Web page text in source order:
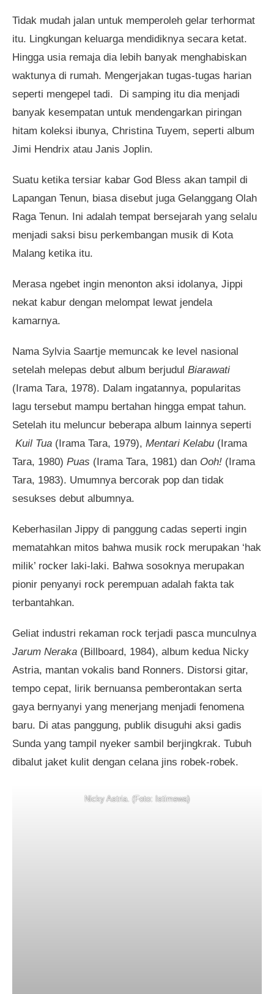
Tidak mudah jalan untuk memperoleh gelar terhormat
itu. Lingkungan keluarga mendidiknya secara ketat.
Hingga usia remaja dia lebih banyak menghabiskan
waktunya di rumah. Mengerjakan tugas-tugas harian
seperti mengepel tadi. Di samping itu dia menjadi
banyak kesempatan untuk mendengarkan piringan
hitam koleksi ibunya, Christina Tuyem, seperti album
Jimi Hendrix atau Janis Joplin.
Suatu ketika tersiar kabar God Bless akan tampil di
Lapangan Tenun, biasa disebut juga Gelanggang Olah
Raga Tenun. Ini adalah tempat bersejarah yang selalu
menjadi saksi bisu perkembangan musik di Kota
Malang ketika itu.
Merasa ngebet ingin menonton aksi idolanya, Jippi
nekat kabur dengan melompat lewat jendela
kamarnya.
Nama Sylvia Saartje memuncak ke level nasional
setelah melepas debut album berjudul Biarawati
(Irama Tara, 1978). Dalam ingatannya, popularitas
lagu tersebut mampu bertahan hingga empat tahun.
Setelah itu meluncur beberapa album lainnya seperti
Kuil Tua (Irama Tara, 1979), Mentari Kelabu (Irama
Tara, 1980) Puas (Irama Tara, 1981) dan Ooh! (Irama
Tara, 1983). Umumnya bercorak pop dan tidak
sesukses debut albumnya.
Keberhasilan Jippy di panggung cadas seperti ingin
mematahkan mitos bahwa musik rock merupakan ‘hak
milik’ rocker laki-laki. Bahwa sosoknya merupakan
pionir penyanyi rock perempuan adalah fakta tak
terbantahkan.
Geliat industri rekaman rock terjadi pasca munculnya
Jarum Neraka (Billboard, 1984), album kedua Nicky
Astria, mantan vokalis band Ronners. Distorsi gitar,
tempo cepat, lirik bernuansa pemberontakan serta
gaya bernyanyi yang menerjang menjadi fenomena
baru. Di atas panggung, publik disuguhi aksi gadis
Sunda yang tampil nyeker sambil berjingkrak. Tubuh
dibalut jaket kulit dengan celana jins robek-robek.
Nicky Astria. (Foto: Istimewa)